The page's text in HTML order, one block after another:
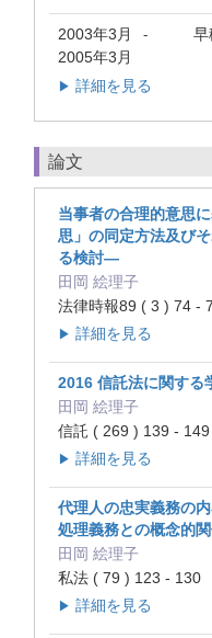
2003年3月 -
2005年3月
▶ 詳細を見る
論文
当事者の合理的意思
思」の同定方法及び
る検討―
田岡 絵理子
法律時報89 ( 3 ) 74 -
▶ 詳細を見る
2016 信託法に関する
田岡 絵理子
信託 ( 269 ) 139 -
▶ 詳細を見る
代理人の忠実義務の
処理義務との概念的
田岡 絵理子
私法 ( 79 ) 123 - 130
▶ 詳細を見る